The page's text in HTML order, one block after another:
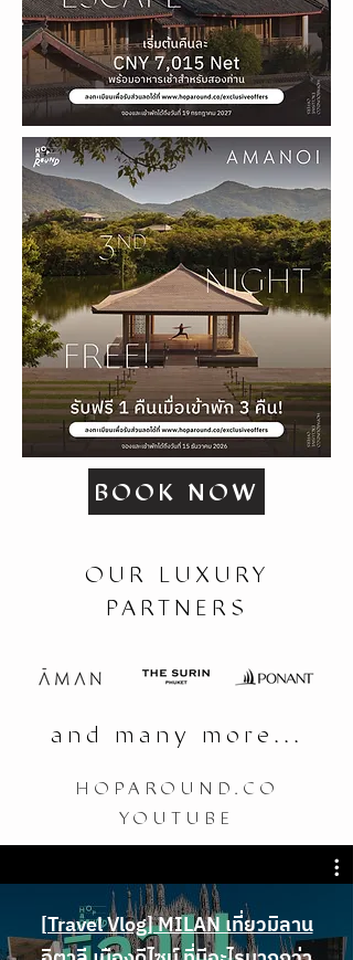
BOOK NOW
OUR LUXURY
PARTNERS
and many more...
HOPAROUND.CO
YOUTUBE
[Travel Vlog] MILAN เที่ยวมิลาน